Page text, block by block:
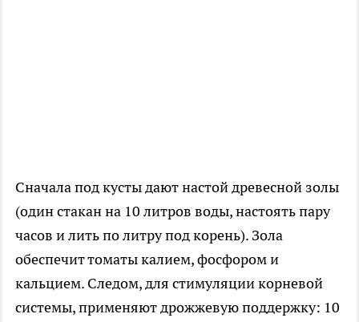
Сначала под кусты дают настой древесной золы
(один стакан на 10 литров воды, настоять пару
часов и лить по литру под корень). Зола
обеспечит томаты калием, фосфором и
кальцием. Следом, для стимуляции корневой
системы, применяют дрожжевую поддержку: 10